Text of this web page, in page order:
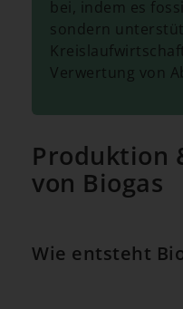
bei, indem es
sondern
Verwertung von
Produktion
von Biogas
Wie entsteht